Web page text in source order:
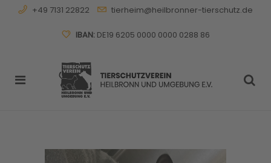
+49 7131 22822 tierheim@heilbronner-tierschutz.de
IBAN:DE19 6205 0000 0000 0288 86